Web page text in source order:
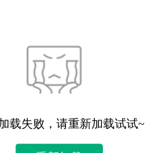
载失败，请重新加载试试~